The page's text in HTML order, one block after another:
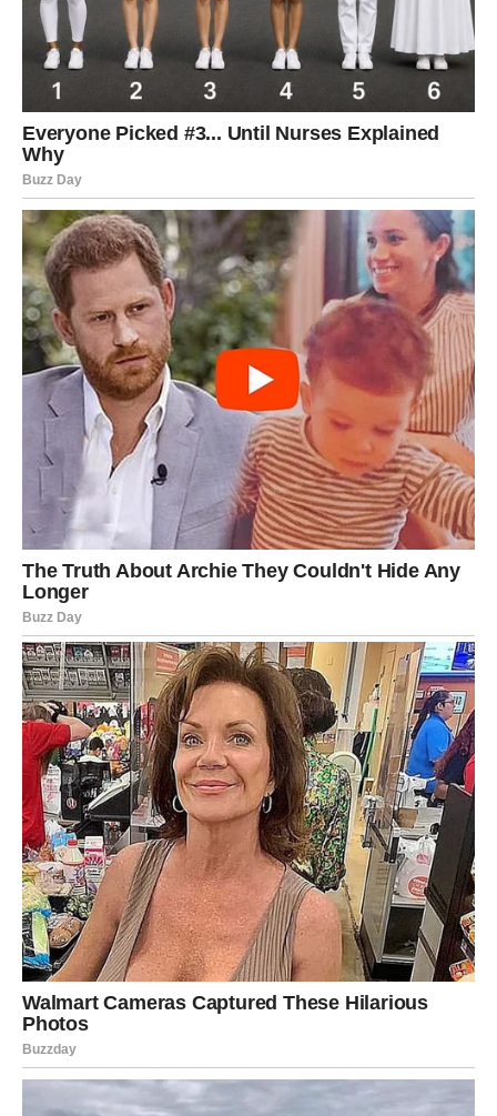
– reći ono što dugo ćuti
– izabrati sebe umesto straha
I zbog toga će biti nagrađen.
3. Ljubavna sudbina se pokreće
Jarčevima dolazi emotivni pomak.
Možda poruka, možda poziv, možda razgovor koji vraća
nadu.
A slobodni Jarčevi – mogu upoznati osobu koja menja
sve.
Poruka Univerzuma Jarcu:
„Vreme je da dobiješ ono što ti pripada.“